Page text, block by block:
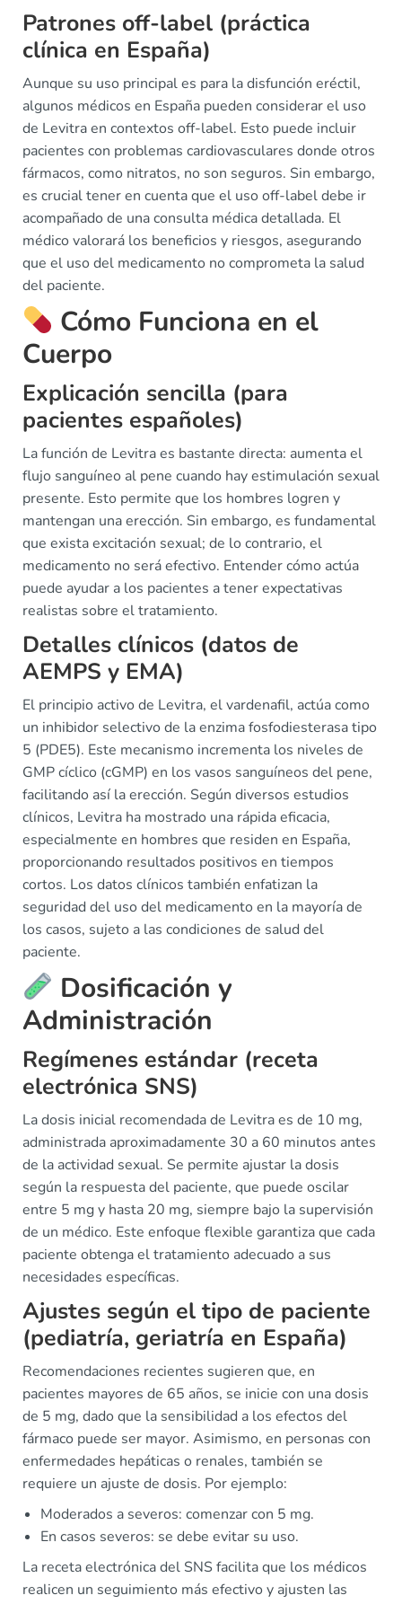
Patrones off-label (práctica
clínica en España)
Aunque su uso principal es para la disfunción eréctil,
algunos médicos en España pueden considerar el uso
de Levitra en contextos off-label. Esto puede incluir
pacientes con problemas cardiovasculares donde otros
fármacos, como nitratos, no son seguros. Sin embargo,
es crucial tener en cuenta que el uso off-label debe ir
acompañado de una consulta médica detallada. El
médico valorará los beneficios y riesgos, asegurando
que el uso del medicamento no comprometa la salud
del paciente.
Cómo Funciona en el
Cuerpo
Explicación sencilla (para
pacientes españoles)
La función de Levitra es bastante directa: aumenta el
flujo sanguíneo al pene cuando hay estimulación sexual
presente. Esto permite que los hombres logren y
mantengan una erección. Sin embargo, es fundamental
que exista excitación sexual; de lo contrario, el
medicamento no será efectivo. Entender cómo actúa
puede ayudar a los pacientes a tener expectativas
realistas sobre el tratamiento.
Detalles clínicos (datos de
AEMPS y EMA)
El principio activo de Levitra, el vardenafil, actúa como
un inhibidor selectivo de la enzima fosfodiesterasa tipo
5 (PDE5). Este mecanismo incrementa los niveles de
GMP cíclico (cGMP) en los vasos sanguíneos del pene,
facilitando así la erección. Según diversos estudios
clínicos, Levitra ha mostrado una rápida eficacia,
especialmente en hombres que residen en España,
proporcionando resultados positivos en tiempos
cortos. Los datos clínicos también enfatizan la
seguridad del uso del medicamento en la mayoría de
los casos, sujeto a las condiciones de salud del
paciente.
Dosificación y
Administración
Regímenes estándar (receta
electrónica SNS)
La dosis inicial recomendada de Levitra es de 10 mg,
administrada aproximadamente 30 a 60 minutos antes
de la actividad sexual. Se permite ajustar la dosis
según la respuesta del paciente, que puede oscilar
entre 5 mg y hasta 20 mg, siempre bajo la supervisión
de un médico. Este enfoque flexible garantiza que cada
paciente obtenga el tratamiento adecuado a sus
necesidades específicas.
Ajustes según el tipo de paciente
(pediatría, geriatría en España)
Recomendaciones recientes sugieren que, en
pacientes mayores de 65 años, se inicie con una dosis
de 5 mg, dado que la sensibilidad a los efectos del
fármaco puede ser mayor. Asimismo, en personas con
enfermedades hepáticas o renales, también se
requiere un ajuste de dosis. Por ejemplo:
Moderados a severos: comenzar con 5 mg.
En casos severos: se debe evitar su uso.
La receta electrónica del SNS facilita que los médicos
realicen un seguimiento más efectivo y ajusten las